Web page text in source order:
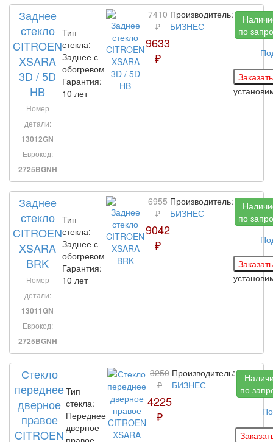
Заднее
стекло
CITROEN
XSARA
3D / 5D
HB
Номер
детали:
13012GN
Еврокод:
2725BGNH
Тип
стекла:
Заднее с
обогревом
Гарантия:
10 лет
7410
₽
9633
₽
Производитель:
БИЗНЕС
по
Заднее
стекло
CITROEN
XSARA
BRK
Номер
детали:
13011GN
Еврокод:
2725BGNH
Тип
стекла:
Заднее с
обогревом
Гарантия:
10 лет
6955
₽
9042
₽
Производитель:
БИЗНЕС
по
Стекло
переднее
дверное
правое
CITROEN
Тип
стекла:
Переднее
дверное
правое
3250
₽
4225
₽
Производитель:
БИЗНЕС
по